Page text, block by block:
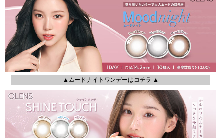
▲ムードナイトワンデーはコチラ ▲